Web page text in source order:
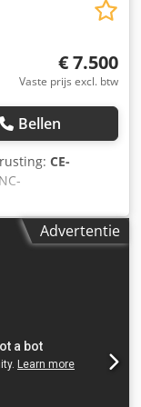
€ 7.500
Vaste prijs excl. btw
Bellen
CE-
uit twee
1250 mm die aan
heeft
van 9 mm in
is 3100 x
op de X-as is
• De snelheid
Advertentie